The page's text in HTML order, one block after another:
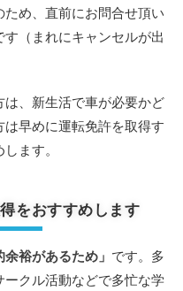
め、直前にお問合せ頂い
（まれにキャンセルが出
、新生活で車が必要かど
早めに運転免許を取得す
ます。
をおすすめします
余裕があるため」 です。多
ークル活動などで多忙な学